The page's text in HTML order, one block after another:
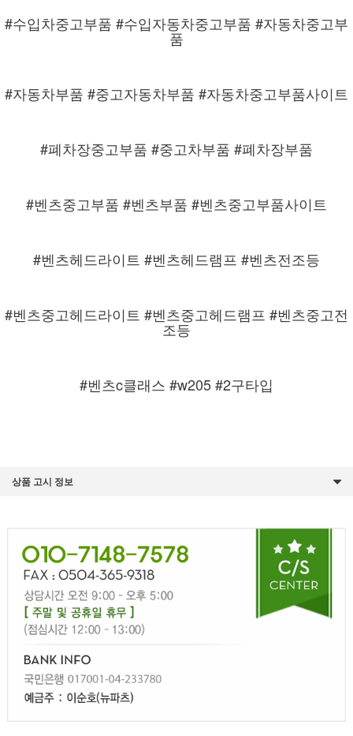
#수입차중고부품 #수입자동차중고부품 #자동차중고부
품
#자동차부품 #중고자동차부품 #자동차중고부품사이트
#폐차장중고부품 #중고차부품 #폐차장부품
#벤츠중고부품 #벤츠부품 #벤츠중고부품사이트
#벤츠헤드라이트 #벤츠헤드램프 #벤츠전조등
#벤츠중고헤드라이트 #벤츠중고헤드램프 #벤츠중고전
조등
#벤츠c클래스 #w205 #2구타입
상품 고시 정보